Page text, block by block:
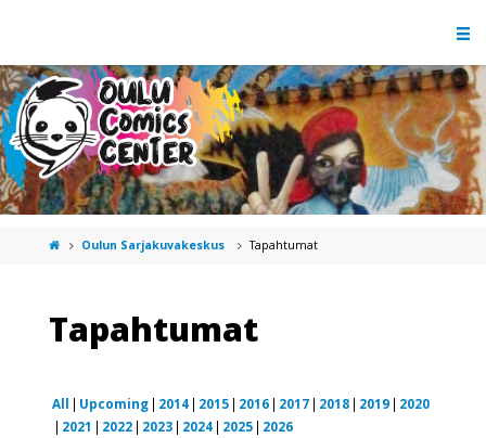
Oulun Sarjakuvakeskus Tapahtumat
Tapahtumat
All Upcoming 2014 2015 2016 2017 2018 2019
2020
2021
2022 2023 2024 2025 2026